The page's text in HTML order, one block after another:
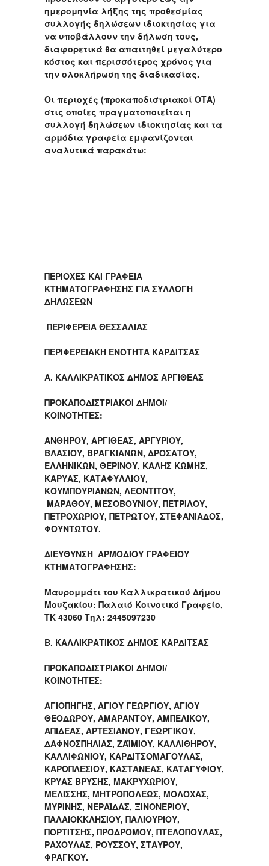
ημερομηνία λήξης της προθεσμίας
συλλογής δηλώσεων ιδιοκτησίας για
να υποβάλλουν την δήλωση τους,
διαφορετικά θα απαιτηθεί μεγαλύτερο
κόστος και περισσότερος χρόνος για
την ολοκλήρωση της διαδικασίας.
Οι περιοχές (προκαποδιστριακοί ΟΤΑ)
στις οποίες πραγματοποιείται η
συλλογή δηλώσεων ιδιοκτησίας και τα
αρμόδια γραφεία εμφανίζονται
αναλυτικά παρακάτω:
ΠΕΡΙΟΧΕΣ ΚΑΙ ΓΡΑΦΕΙΑ
ΚΤΗΜΑΤΟΓΡΑΦΗΣΗΣ ΓΙΑ ΣΥΛΛΟΓΗ
ΔΗΛΩΣΕΩΝ
ΠΕΡΙΦΕΡΕΙΑ ΘΕΣΣΑΛΙΑΣ
ΠΕΡΙΦΕΡΕΙΑΚΗ ΕΝΟΤΗΤΑ ΚΑΡΔΙΤΣΑΣ
Α. ΚΑΛΛΙΚΡΑΤΙΚΟΣ ΔΗΜΟΣ ΑΡΓΙΘΕΑΣ
ΠΡΟΚΑΠΟΔΙΣΤΡΙΑΚΟΙ ΔΗΜΟΙ/
ΚΟΙΝΟΤΗΤΕΣ:
ΑΝΘΗΡΟΥ, ΑΡΓΙΘΕΑΣ, ΑΡΓΥΡΙΟΥ,
ΒΛΑΣΙΟΥ, ΒΡΑΓΚΙΑΝΩΝ, ΔΡΟΣΑΤΟΥ,
ΕΛΛΗΝΙΚΩΝ, ΘΕΡΙΝΟΥ, ΚΑΛΗΣ ΚΩΜΗΣ,
ΚΑΡΥΑΣ, ΚΑΤΑΦΥΛΛΙΟΥ,
ΚΟΥΜΠΟΥΡΙΑΝΩΝ, ΛΕΟΝΤΙΤΟΥ,
ΜΑΡΑΘΟΥ, ΜΕΣΟΒΟΥΝΙΟΥ, ΠΕΤΡΙΛΟΥ,
ΠΕΤΡΟΧΩΡΙΟΥ, ΠΕΤΡΩΤΟΥ, ΣΤΕΦΑΝΙΑΔΟΣ,
ΦΟΥΝΤΩΤΟΥ.
ΔΙΕΥΘΥΝΣΗ ΑΡΜΟΔΙΟΥ ΓΡΑΦΕΙΟΥ
ΚΤΗΜΑΤΟΓΡΑΦΗΣΗΣ:
Μαυρομμάτι του Καλλικρατικού Δήμου
Μουζακίου: Παλαιό Κοινοτικό Γραφείο,
ΤΚ 43060 Τηλ: 2445097230
Β. ΚΑΛΛΙΚΡΑΤΙΚΟΣ ΔΗΜΟΣ ΚΑΡΔΙΤΣΑΣ
ΠΡΟΚΑΠΟΔΙΣΤΡΙΑΚΟΙ ΔΗΜΟΙ/
ΚΟΙΝΟΤΗΤΕΣ:
ΑΓΙΟΠΗΓΗΣ, ΑΓΙΟΥ ΓΕΩΡΓΙΟΥ, ΑΓΙΟΥ
ΘΕΟΔΩΡΟΥ, ΑΜΑΡΑΝΤΟΥ, ΑΜΠΕΛΙΚΟΥ,
ΑΠΙΔΕΑΣ, ΑΡΤΕΣΙΑΝΟΥ, ΓΕΩΡΓΙΚΟΥ,
ΔΑΦΝΟΣΠΗΛΙΑΣ, ΖΑΪΜΙΟΥ, ΚΑΛΛΙΘΗΡΟΥ,
ΚΑΛΛΙΦΩΝΙΟΥ, ΚΑΡΔΙΤΣΟΜΑΓΟΥΛΑΣ,
ΚΑΡΟΠΛΕΣΙΟΥ, ΚΑΣΤΑΝΕΑΣ, ΚΑΤΑΓΥΦΙΟΥ,
ΚΡΥΑΣ ΒΡΥΣΗΣ, ΜΑΚΡΥΧΩΡΙΟΥ,
ΜΕΛΙΣΣΗΣ, ΜΗΤΡΟΠΟΛΕΩΣ, ΜΟΛΟΧΑΣ,
ΜΥΡΙΝΗΣ, ΝΕΡΑΪΔΑΣ, ΞΙΝΟΝΕΡΙΟΥ,
ΠΑΛΑΙΟΚΚΛΗΣΙΟΥ, ΠΑΛΙΟΥΡΙΟΥ,
ΠΟΡΤΙΤΣΗΣ, ΠΡΟΔΡΟΜΟΥ, ΠΤΕΛΟΠΟΥΛΑΣ,
ΡΑΧΟΥΛΑΣ, ΡΟΥΣΣΟΥ, ΣΤΑΥΡΟΥ,
ΦΡΑΓΚΟΥ.